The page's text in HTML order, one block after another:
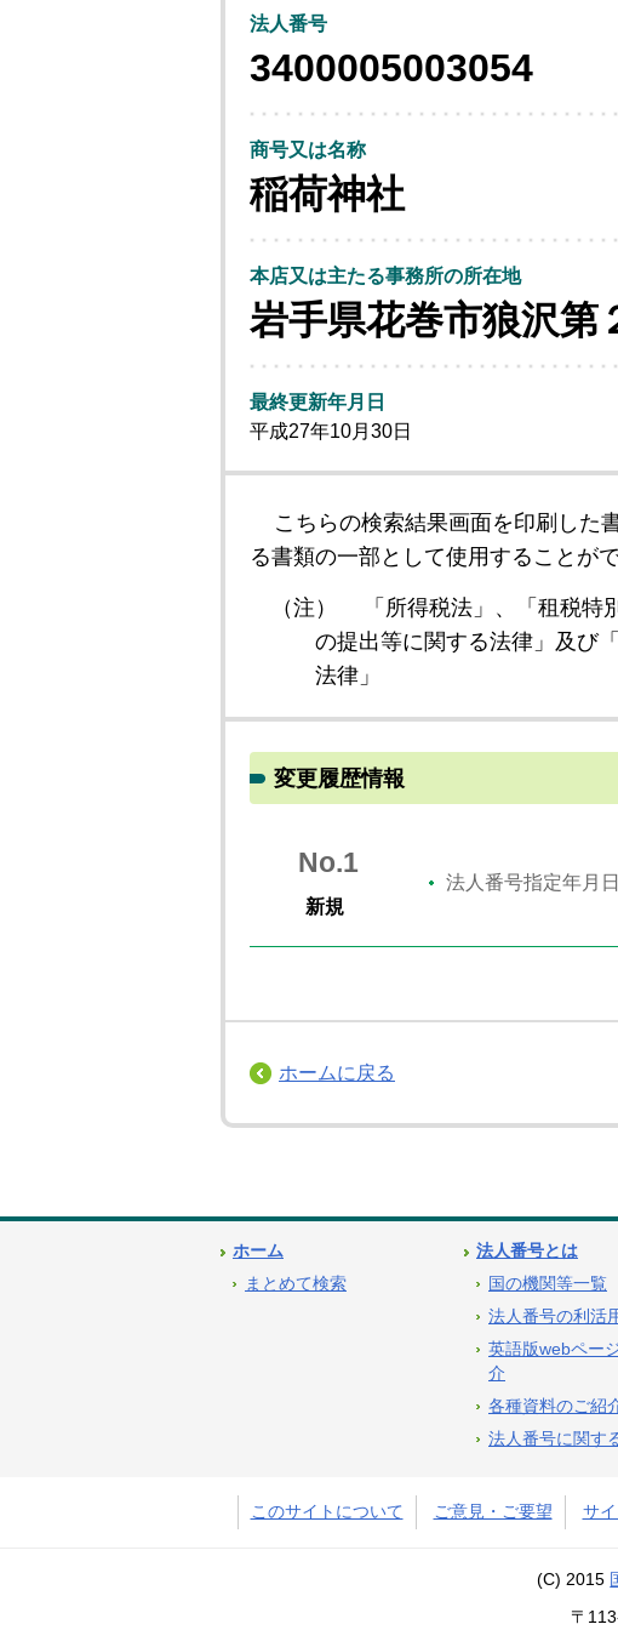
法人番号
3400005003054
商号又は名称
稲荷神社
本店又は主たる事務所の所在地
岩手県花巻市狼沢第
最終更新年月日
平成27年10月30日
こちらの検索結果画面を印刷した
る書類の一部として使用することがで
（注）
「所得税法」、「租税
の提出等に関する法律」及び
法律」
変更履歴情報
No.1
新規
法人番号指定年月日
ホームに戻る
ホーム
まとめて検索
法人番号とは
国の機関等一覧
法人番号の利活
英語版webペー
介
各種資料のご紹
法人番号に関す
このサイトについて ご意見・ご要望 サ
(C) 2015
〒